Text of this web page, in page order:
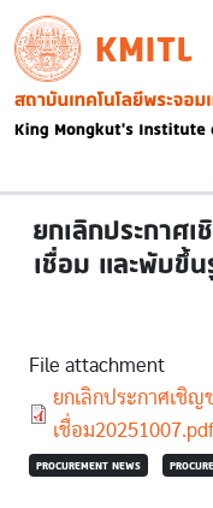
Skip to main content
KMITL
Image
ยกเลิกประกาศ
เชื่อม และพับขึ้
File attachment
Document
ยกเลิกประกาศเชิ
เชื่อม20251007.pdf
PROCUREMENT NEWS